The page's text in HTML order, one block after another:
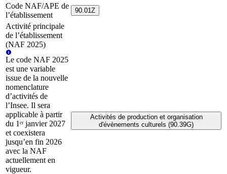
Code NAF/APE de
l’établissement
90.01Z
Activité principale
de l’établissement
(NAF 2025)
Le code NAF 2025
est une variable
issue de la nouvelle
nomenclature
d’activités de
l’Insee. Il sera
applicable à partir
du 1ᵉʳ janvier 2027
et coexistera
jusqu’en fin 2026
avec la NAF
actuellement en
vigueur.
Activités de production et organisation
d'évènements culturels (90.39G)